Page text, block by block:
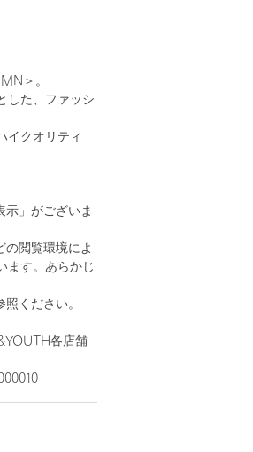
＞。
した、ファッシ
イクオリティ
」がございま
閲覧環境によ
ます。あらかじ
ください。
各店舗